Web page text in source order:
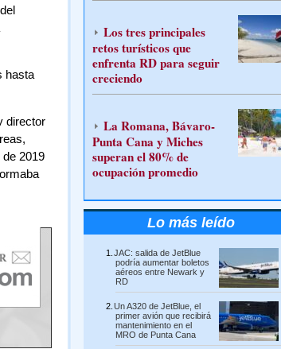
hasta
director
2019
Los tres principales
retos turísticos que
enfrenta RD para seguir
creciendo
La Romana, Bávaro-
Punta Cana y Miches
superan el 80% de
ocupación promedio
Lo más leído
JAC: salida de JetBlue
podría aumentar boletos
aéreos entre Newark y
RD
Un A320 de JetBlue, el
primer avión que recibirá
mantenimiento en el
MRO de Punta Cana